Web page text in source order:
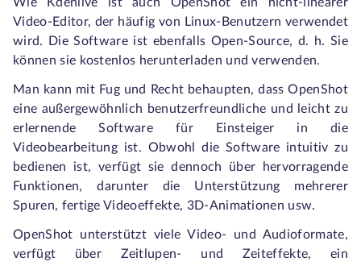
Video-Editor, der häufig von Linux-Benutzern verwendet
wird. Die Software ist ebenfalls Open-Source, d. h. Sie
können sie kostenlos herunterladen und verwenden.
Man kann mit Fug und Recht behaupten, dass OpenShot
eine außergewöhnlich benutzerfreundliche und leicht zu
erlernende Software für Einsteiger in die
Videobearbeitung ist. Obwohl die Software intuitiv zu
bedienen ist, verfügt sie dennoch über hervorragende
Funktionen, darunter die Unterstützung mehrerer
Spuren, fertige Videoeffekte, 3D-Animationen usw.
OpenShot unterstützt viele Video- und Audioformate,
verfügt über Zeitlupen- und Zeiteffekte, ein